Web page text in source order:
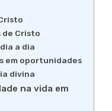
de Cristo
a dia
em oportunidades
divina
na vida em